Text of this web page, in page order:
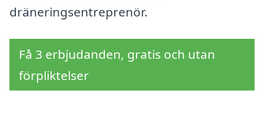
dräneringsentreprenör.
Få 3 erbjudanden, gratis och utan
förpliktelser